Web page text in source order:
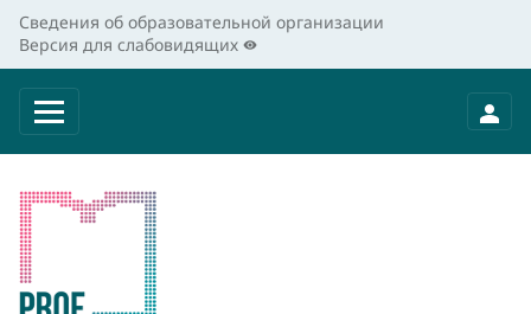
Сведения об образовательной организации
Версия для слабовидящих